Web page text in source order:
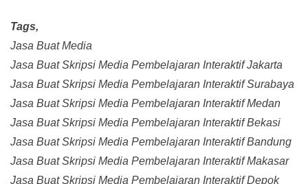
Tags,
Jasa Buat Media
Jasa Buat Skripsi Media Pembelajaran Interaktif Jakarta
Jasa Buat Skripsi Media Pembelajaran Interaktif Surabaya
Jasa Buat Skripsi Media Pembelajaran Interaktif Medan
Jasa Buat Skripsi Media Pembelajaran Interaktif Bekasi
Jasa Buat Skripsi Media Pembelajaran Interaktif Bandung
Jasa Buat Skripsi Media Pembelajaran Interaktif Makasar
Jasa Buat Skripsi Media Pembelajaran Interaktif Depok